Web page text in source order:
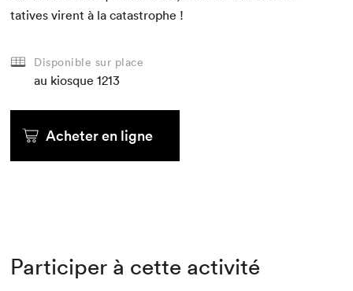
ta­tives virent à la catastrophe !
Disponible sur place
au kiosque 1213
Acheter en ligne
Participer à cette activité